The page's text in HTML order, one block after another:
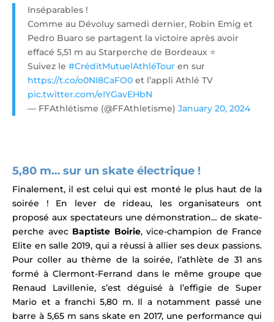
Inséparables !
Comme au Dévoluy samedi dernier, Robin Emig et
Pedro Buaro se partagent la victoire après avoir
effacé 5,51 m au Starperche de Bordeaux ⭐️
Suivez le #CréditMutuelAthléTour en sur
https://t.co/o0NI8CaFO0 et l’appli Athlé TV
pic.twitter.com/eIYGavEHbN
— FFAthlétisme (@FFAthletisme) January 20, 2024
5,80 m… sur un skate électrique !
Finalement, il est celui qui est monté le plus haut de la
soirée ! En lever de rideau, les organisateurs ont
proposé aux spectateurs une démonstration… de skate-
perche avec Baptiste Boirie, vice-champion de France
Elite en salle 2019, qui a réussi à allier ses deux passions.
Pour coller au thème de la soirée, l’athlète de 31 ans
formé à Clermont-Ferrand dans le même groupe que
Renaud Lavillenie,s’est déguisé à l’effigie de Super
Mario et a franchi 5,80 m. Il a notamment passé une
barre à 5,65 m sans skate en 2017, une performance qui